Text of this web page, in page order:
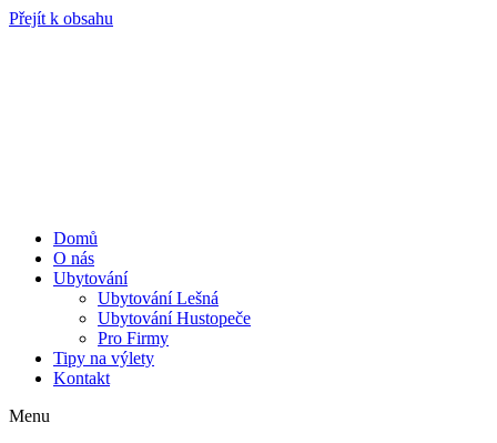
Přejít k obsahu
Domů
O nás
Ubytování
Ubytování Lešná
Ubytování Hustopeče
Pro Firmy
Tipy na výlety
Kontakt
Menu